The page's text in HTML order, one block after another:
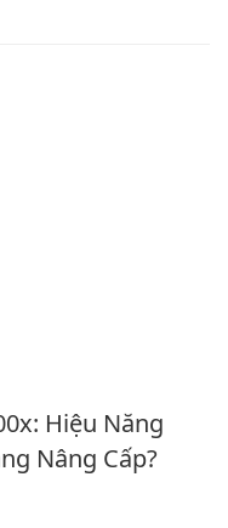
Hiệu Năng
Nâng Cấp?